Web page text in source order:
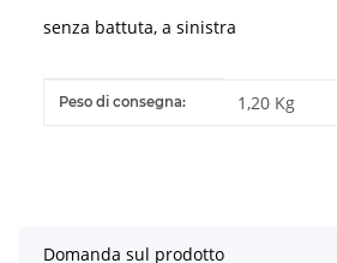
senza battuta, a sinistra
#productDetails.itemInformation#
#productDetails.itemValue#
Peso di consegna: 1,20 Kg
Domanda sul prodotto